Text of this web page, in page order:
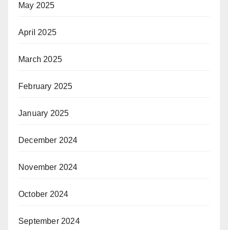
May 2025
April 2025
March 2025
February 2025
January 2025
December 2024
November 2024
October 2024
September 2024